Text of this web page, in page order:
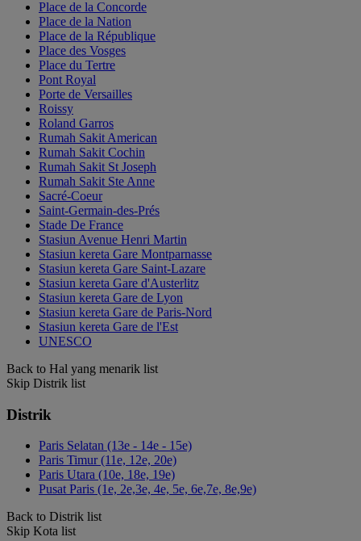
Place de la Concorde
Place de la Nation
Place de la République
Place des Vosges
Place du Tertre
Pont Royal
Porte de Versailles
Roissy
Roland Garros
Rumah Sakit American
Rumah Sakit Cochin
Rumah Sakit St Joseph
Rumah Sakit Ste Anne
Sacré-Coeur
Saint-Germain-des-Prés
Stade De France
Stasiun Avenue Henri Martin
Stasiun kereta Gare Montparnasse
Stasiun kereta Gare Saint-Lazare
Stasiun kereta Gare d'Austerlitz
Stasiun kereta Gare de Lyon
Stasiun kereta Gare de Paris-Nord
Stasiun kereta Gare de l'Est
UNESCO
Back to Hal yang menarik list
Skip Distrik list
Distrik
Paris Selatan (13e - 14e - 15e)
Paris Timur (11e, 12e, 20e)
Paris Utara (10e, 18e, 19e)
Pusat Paris (1e, 2e,3e, 4e, 5e, 6e,7e, 8e,9e)
Back to Distrik list
Skip Kota list